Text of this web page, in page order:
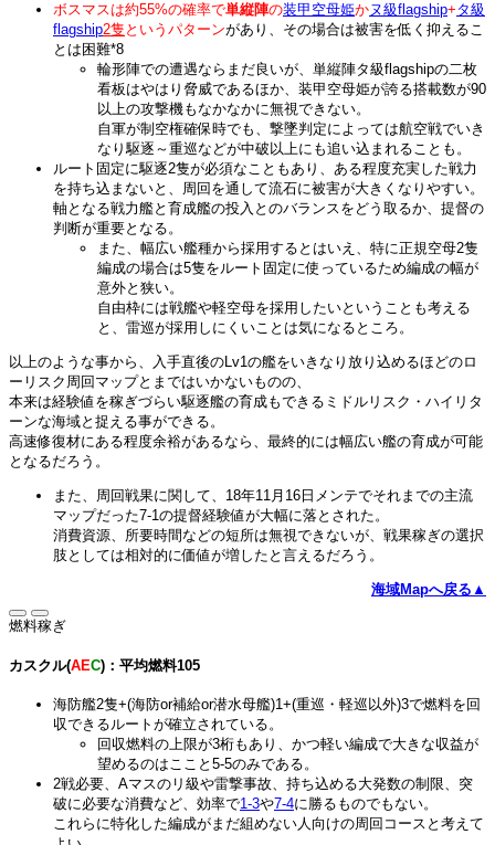
ボスマスは約55%の確率で単縦陣の装甲空母姫かヌ級flagship+タ級
flagship2隻 というパターンがあり、その場合は被害を低く抑えるこ
とは困難*8
輪形陣での遭遇ならまだ良いが、単縦陣タ級flagshipの二枚
看板はやはり脅威であるほか、装甲空母姫が誇る搭載数が90
以上の攻撃機もなかなかに無視できない。
自軍が制空権確保時でも、撃墜判定によっては航空戦でいき
なり駆逐～重巡などが中破以上にも追い込まれることも。
ルート固定に駆逐2隻が必須なこともあり、ある程度充実した戦力
を持ち込まないと、周回を通して流石に被害が大きくなりやすい。
軸となる戦力艦と育成艦の投入とのバランスをどう取るか、提督の
判断が重要となる。
また、幅広い艦種から採用するとはいえ、特に正規空母2隻
編成の場合は5隻をルート固定に使っているため編成の幅が
意外と狭い。
自由枠には戦艦や軽空母を採用したいということも考える
と、雷巡が採用しにくいことは気になるところ。
以上のような事から、入手直後のLv1の艦をいきなり放り込めるほどのロ
ーリスク周回マップとまではいかないものの、
本来は経験値を稼ぎづらい駆逐艦の育成もできるミドルリスク・ハイリタ
ーンな海域と捉える事ができる。
高速修復材にある程度余裕があるなら、最終的には幅広い艦の育成が可能
となるだろう。
また、周回戦果に関して、18年11月16日メンテでそれまでの主流
マップだった7-1の提督経験値が大幅に落とされた。
消費資源、所要時間などの短所は無視できないが、戦果稼ぎの選択
肢としては相対的に価値が増したと言えるだろう。
海域Mapへ戻る▲
燃料稼ぎ
カスクル(AEC)：平均燃料105
海防艦2隻+(海防or補給or潜水母艦)1+(重巡・軽巡以外)3で燃料を回
収できるルートが確立されている。
回収燃料の上限が3桁もあり、かつ軽い編成で大きな収益が
望めるのはここと5-5のみである。
2戦必要、Aマスのリ級や雷撃事故、持ち込める大発数の制限、突
破に必要な消費など、効率で1-3や7-4に勝るものでもない。
これらに特化した編成がまだ組めない人向けの周回コースと考えて